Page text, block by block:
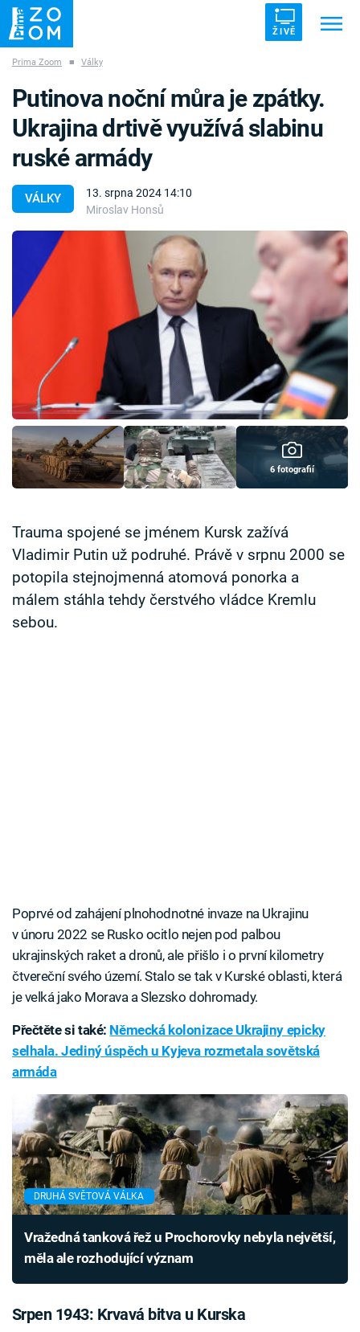
ŽIVĚ
ZÁHADY VETŘELCI DÁVNOVĚKU
Témata
Témata
Pořady
TV Program
Časopis
Sledujte prima+
Přihlášení
Sledujte nás
Prima Zoom ■ Války
VÁLKY
13. srpna 2024 14:10
Miroslav Honsů
Putinova noční můra je zpátky.
Ukrajina drtivě využívá slabinu
ruské armády
6 fotografií
Trauma spojené se jménem Kursk zažívá
Vladimir Putin už podruhé. Právě v srpnu 2000 se
potopila stejnojmenná atomová ponorka a
málem stáhla tehdy čerstvého vládce Kremlu
sebou.
Poprvé od zahájení plnohodnotné invaze na Ukrajinu
v únoru 2022 se Rusko ocitlo nejen pod palbou
ukrajinských raket a dronů, ale přišlo i o první kilometry
čtvereční svého území. Stalo se tak v Kurské oblasti, která
je velká jako Morava a Slezsko dohromady.
Přečtěte si také: Německá kolonizace Ukrajiny epicky
selhala. Jediný úspěch u Kyjeva rozmetala sovětská
armáda
DRUHÁ SVĚTOVÁ VÁLKA
Vražedná tanková řež u Prochorovky nebyla největší,
měla ale rozhodující význam
Srpen 1943: Krvavá bitva u Kurska